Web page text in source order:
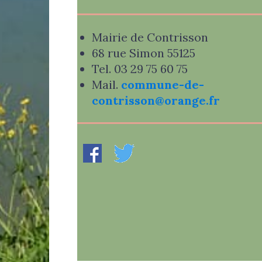
Mairie de Contrisson
68 rue Simon 55125
Tel. 03 29 75 60 75
Mail. commune-de-
contrisson@orange.fr